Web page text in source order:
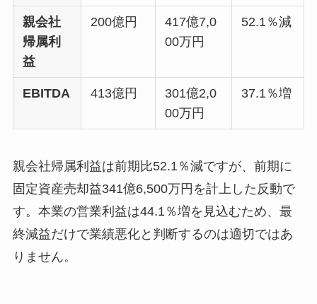
親会社
帰属利
益
200億円
417億7,0
00万円
52.1％減
EBITDA 413億円
301億2,0
00万円
37.1％増
親会社帰属利益は前期比52.1％減ですが、前期に
固定資産売却益341億6,500万円を計上した反動で
す。本業の営業利益は44.1％増を見込むため、最
終減益だけで業績悪化と判断するのは適切ではあ
りません。